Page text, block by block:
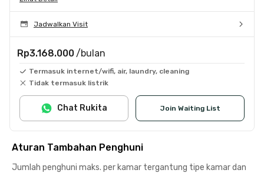
Jadwalkan Visit
Rp3.168.000 /bulan
Termasuk internet/wifi, air, laundry, cleaning
Tidak termasuk listrik
Join Waiting List
Chat Rukita
Aturan Tambahan Penghuni
Jumlah penghuni maks. per kamar tergantung tipe kamar dan